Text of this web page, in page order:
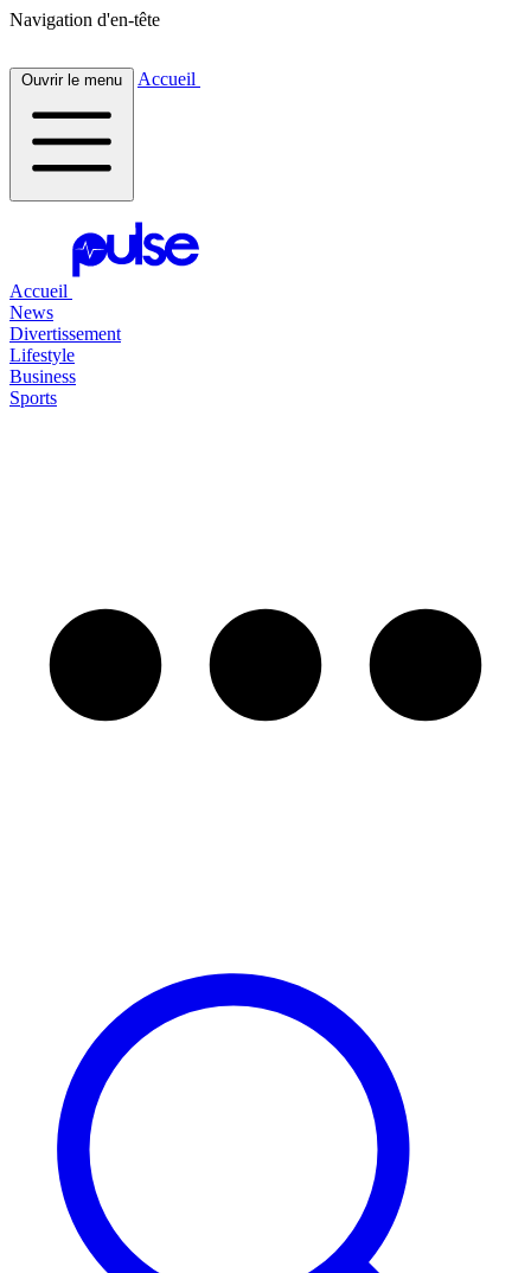
Navigation d'en-tête
Ouvrir le menu Accueil
Accueil
News
Divertissement
Lifestyle
Business
Sports